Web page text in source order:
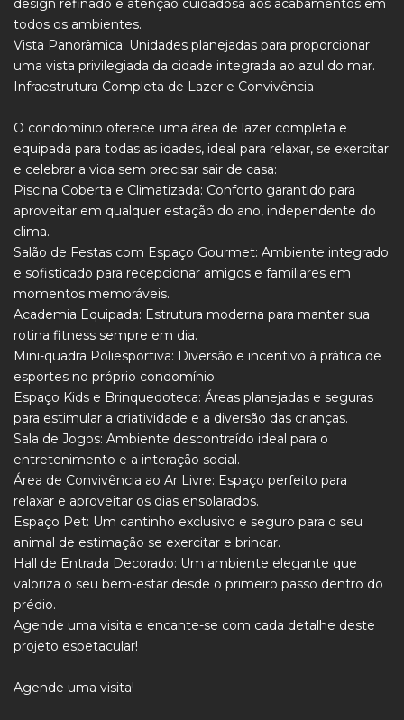
design refinado e atenção cuidadosa aos acabamentos em
todos os ambientes.
Vista Panorâmica: Unidades planejadas para proporcionar
uma vista privilegiada da cidade integrada ao azul do mar.
Infraestrutura Completa de Lazer e Convivência
O condomínio oferece uma área de lazer completa e
equipada para todas as idades, ideal para relaxar, se exercitar
e celebrar a vida sem precisar sair de casa:
Piscina Coberta e Climatizada: Conforto garantido para
aproveitar em qualquer estação do ano, independente do
clima.
Salão de Festas com Espaço Gourmet: Ambiente integrado
e sofisticado para recepcionar amigos e familiares em
momentos memoráveis.
Academia Equipada: Estrutura moderna para manter sua
rotina fitness sempre em dia.
Mini-quadra Poliesportiva: Diversão e incentivo à prática de
esportes no próprio condomínio.
Espaço Kids e Brinquedoteca: Áreas planejadas e seguras
para estimular a criatividade e a diversão das crianças.
Sala de Jogos: Ambiente descontraído ideal para o
entretenimento e a interação social.
Área de Convivência ao Ar Livre: Espaço perfeito para
relaxar e aproveitar os dias ensolarados.
Espaço Pet: Um cantinho exclusivo e seguro para o seu
animal de estimação se exercitar e brincar.
Hall de Entrada Decorado: Um ambiente elegante que
valoriza o seu bem-estar desde o primeiro passo dentro do
prédio.
Agende uma visita e encante-se com cada detalhe deste
projeto espetacular!
Agende uma visita!